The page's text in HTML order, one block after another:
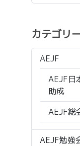
カテゴリ
AEJF
AEJF日
助成
AEJF総
AEJF勉強